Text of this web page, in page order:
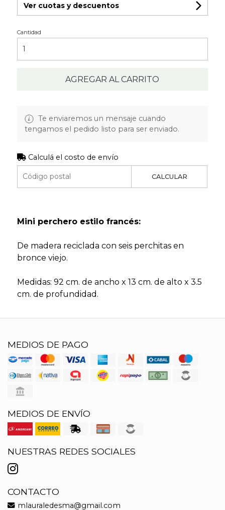
Ver cuotas y descuentos
Cantidad
AGREGAR AL CARRITO
Te enviaremos un mensaje cuando
tengamos el pedido listo para ser enviado.
Calculá el costo de envío
CALCULAR
Mini perchero estilo francés:
De madera reciclada con seis perchitas en
bronce viejo.
Medidas: 92 cm. de ancho x 13 cm. de alto x 3.5
cm. de profundidad.
MEDIOS DE PAGO
MEDIOS DE ENVÍO
NUESTRAS REDES SOCIALES
CONTACTO
mlauraledesma@gmail.com